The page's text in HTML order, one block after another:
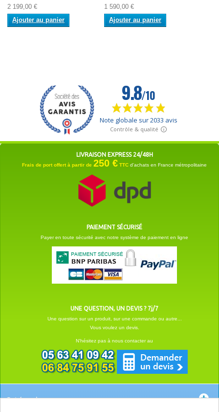
2 199,00 €
Ajouter au panier
1 590,00 €
Ajouter au panier
LIVRAISON EXPRESS 24/48H
Frais de port offert à partir de 250 € TTC d'achats en France métropolitaine
PAIEMENT SÉCURISÉ
Payer en toute sécurité avec notre système de paiement en ligne
UNE QUESTION, UN DEVIS ? 7j/7
Une question sur un produit, sur une commande ou autre...
Vous voulez un devis.
N'hésitez pas à nous contacter au
Catégories